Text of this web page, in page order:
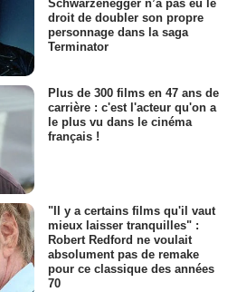
Schwarzenegger n’a pas eu le
droit de doubler son propre
personnage dans la saga
Terminator
Plus de 300 films en 47 ans de
carrière : c'est l'acteur qu'on a
le plus vu dans le cinéma
français !
"Il y a certains films qu'il vaut
mieux laisser tranquilles" :
Robert Redford ne voulait
absolument pas de remake
pour ce classique des années
70